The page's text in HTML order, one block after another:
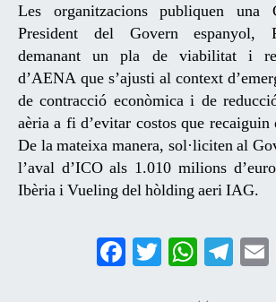
Les organitzacions publiquen una
President del Govern espanyol,
demanant un pla de viabilitat i
d’AENA que s’ajusti al context
de contracció econòmica i de
aèria a fi d’evitar costos que
De la mateixa manera, sol·liciten al
l’aval d’ICO als 1.010 milions
Ibèria i Vueling del hòlding aeri IAG.
F T W T